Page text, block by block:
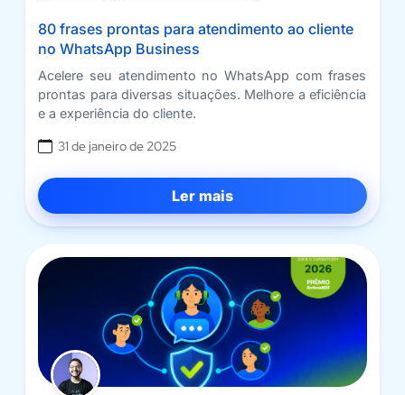
80 frases prontas para atendimento ao cliente
no WhatsApp Business
Acelere seu atendimento no WhatsApp com frases
prontas para diversas situações. Melhore a eficiência
e a experiência do cliente.
31 de janeiro de 2025
Ler mais